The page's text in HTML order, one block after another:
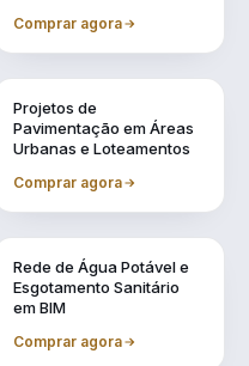
Comprar agora
Projetos de
Pavimentação em Áreas
Urbanas e Loteamentos
Comprar agora
Rede de Água Potável e
Esgotamento Sanitário
em BIM
Comprar agora